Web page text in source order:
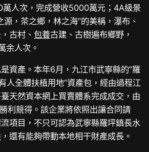
人次，完成營收5000萬元；4A級景
源，茶之鄉，林之海”的美稱，瀑布、
古村、包養古建、古樹遍布鄉野，
余人次。
資產。本年6月，九江市武寧縣的“羅
人全體扶植用地”資產包，經由過程江
天然資本網上買賣體系完成成交，由
利競得。該企業將依照出讓合同請
項目，不只可認為武寧縣羅坪鎮長水
，還有能夠帶動本地相干財產成長。